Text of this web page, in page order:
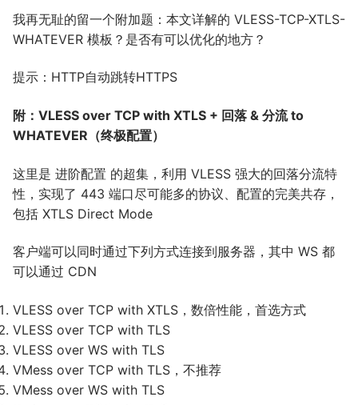
我再无耻的留一个附加题：本文详解的 VLESS-TCP-XTLS-
WHATEVER 模板？是否有可以优化的地方？
提示：HTTP自动跳转HTTPS
附：VLESS over TCP with XTLS + 回落 & 分流 to
WHATEVER（终极配置）
这里是 进阶配置 的超集，利用 VLESS 强大的回落分流特
性，实现了 443 端口尽可能多的协议、配置的完美共存，
包括 XTLS Direct Mode
客户端可以同时通过下列方式连接到服务器，其中 WS 都
可以通过 CDN
VLESS over TCP with XTLS，数倍性能，首选方式
VLESS over TCP with TLS
VLESS over WS with TLS
VMess over TCP with TLS，不推荐
VMess over WS with TLS